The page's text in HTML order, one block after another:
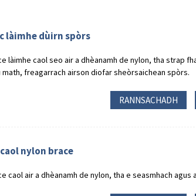
làimhe dùirn spòrs
làimhe caol seo air a dhèanamh de nylon, tha strap
math, freagarrach airson diofar sheòrsaichean spòrs.
RANNSACHADH
nylon brace
caol air a dhèanamh de nylon, tha e seasmhach agus